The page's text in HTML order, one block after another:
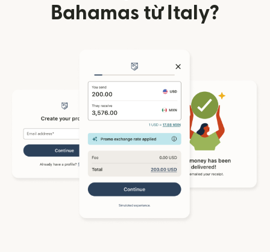
Bahamas từ Italy?